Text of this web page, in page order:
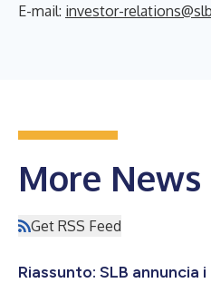
E-mail: investor-
More News
Get RSS Feed
Riassunto: SLB